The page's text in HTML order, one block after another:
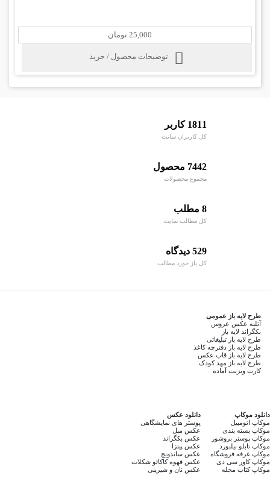
25,000 تومان
توضیحات محصول / خرید
1811 کاربر
کل کاربران سایت
7442 محصول
مجموع محصولات
8 مطلب
کل مطالب سایت
529 دیدگاه
کل باز خورد مطالب
طرح لایه باز عمومی
آتلیه عکس عروس
بکگراند لایه باز
طرح لایه باز تبلیغاتی
طرح لایه باز دفترچه کاغذ
طرح لایه باز قاب عکس
طرح لایه باز مهد کودک
کارت ویزیت آماده
دانلود موکاپ
موکاپ اتومبیل
موکاپ بسته بندی
موکاپ پوستر بروشور
موکاپ تابلو بیلبورد
موکاپ غرفه فروشگاه
موکاپ کاور سی دی
موکاپ کتاب مجله
دانلود عکس
پوستر های نمایشگاهی
عکس مبل
عکس بکگراند
عکس پیتزا
عکس ساندویچ
عکس قهوه کاکائو شکلات
عکس نان و شیرینی